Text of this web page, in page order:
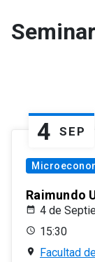
4 SEP
Raimundo
4 de
15:30
Facultad